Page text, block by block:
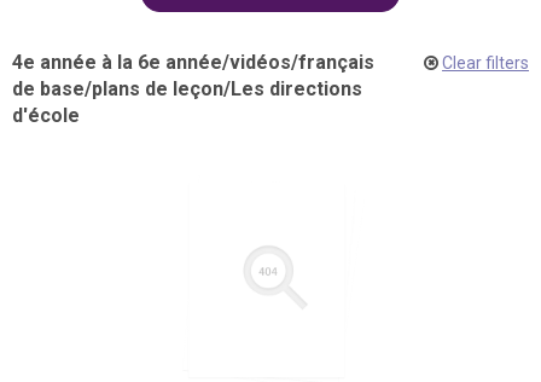
4e année à la 6e année/vidéos/français
de base/plans de leçon/Les directions
d'école
Clear filters